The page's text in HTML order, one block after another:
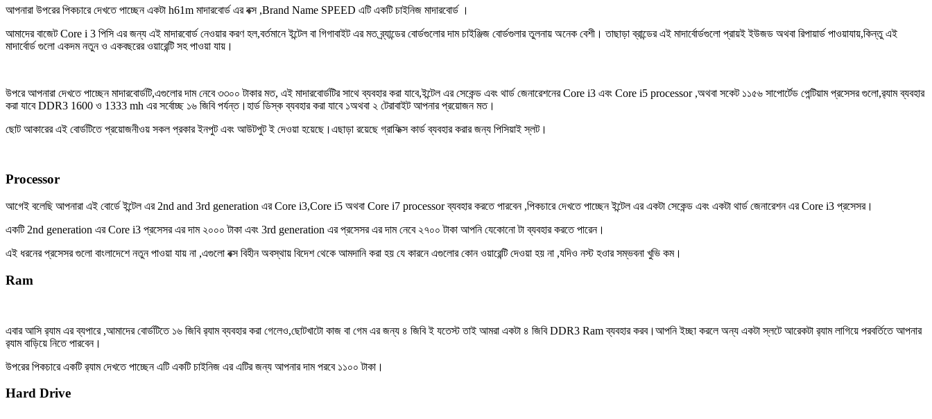
আপনারা উপরের পিকচারে দেখতে পাচ্ছেন একটা h61m মাদারবোর্ড এর বক্স ,Brand Name SPEED এটি একটি চাইনিজ মাদারবোর্ড ।
আমাদের বাজেট Core i 3 পিসি এর জন্য এই মাদারবোর্ড নেওয়ার করণ হল,বর্তমানে ইন্টেল বা গিগাবাইট এর মত ব্র্যান্ডের বোর্ডগুলোর দাম চাইঞ্জিজ বোর্ডগুলার তুলনায় অনেক বেশী। তাছাড়া ব্রান্ডের এই মাদার্বোর্ডগুলো প্রায়ই ইউজড অথবা রিপায়ার্ড পাওয়াযায়,কিন্তু এই
মাদার্বোর্ড গুলো একদম নতুন ও একবছরের ওয়ারেন্টি সহ পাওয়া যায়।
উপরে আপনারা দেখতে পাচ্ছেন মাদারবোর্ডটি,এগুলোর দাম নেবে ৩৩০০ টাকার মত, এই মাদারবোর্ডটির সাথে ব্যবহার করা যাবে,ইন্টেল এর সেকেন্ড এবং থার্ড জেনারেশনের Core i3 এবং Core i5 processor ,অথবা সকেট ১১৫৬ সাপোর্টেড পেন্টিয়াম প্রসেসর গুলো,র‍্যাম ব্যবহার
করা যাবে DDR3 1600 ও 1333 mh এর সর্বোচ্ছ ১৬ জিবি পর্যন্ত।হার্ড ডিস্ক ব্যবহার করা যাবে ১অথবা ২ টেরাবাইট আপনার প্রয়োজন মত।
ছোট আকারের এই বোর্ডটিতে প্রয়োজনীওয় সকল প্রকার ইনপুট এবং আউটপুট ই দেওয়া হয়েছে।এছাড়া রয়েছে গ্রাফিক্স কার্ড ব্যবহার করার জন্য পিসিয়াই স্লট।
Processor
আগেই বলেছি আপনারা এই বোর্ডে ইন্টেল এর 2nd and 3rd generation এর Core i3,Core i5 অথবা Core i7 processor ব্যবহার করতে পারবেন ,পিকচারে দেখতে পাচ্ছেন ইন্টেল এর একটা সেকেন্ড এবং একটা থার্ড জেনারেশন এর Core i3 প্রসেসর।
একটি 2nd generation এর Core i3 প্রসেসর এর দাম ২০০০ টাকা এবং 3rd generation এর প্রসেসর এর দাম নেবে ২৭০০ টাকা আপনি যেকোনো টা ব্যবহার করতে পারেন।
এই ধরনের প্রসেসর গুলো বাংলাদেশে নতুন পাওয়া যায় না ,এগুলো বক্স বিহীন অবস্থায় বিদেশ থেকে আমদানি করা হয় যে কারনে এগুলোর কোন ওয়ারেন্টি দেওয়া হয় না ,যদিও নস্ট হওার সম্ভবনা খুভি কম।
Ram
এবার আসি র‍্যাম এর ব্যপারে ,আমাদের বোর্ডটিতে ১৬ জিবি র‍্যাম ব্যবহার করা গেলেও,ছোটখাটো কাজ বা গেম এর জন্য ৪ জিবি ই যতেস্ট তাই আমরা একটা ৪ জিবি DDR3 Ram ব্যবহার করব।আপনি ইচ্ছা করলে অন্য একটা স্লটে আরেকটা র‍্যাম লাগিয়ে পরবর্তিতে আপনার
র‍্যাম বাড়িয়ে নিতে পারবেন।
উপরের পিকচারে একটি র‍্যাম দেখতে পাচ্ছেন এটি একটি চাইনিজ এর এটির জন্য আপনার দাম পরবে ১১০০ টাকা।
Hard Drive